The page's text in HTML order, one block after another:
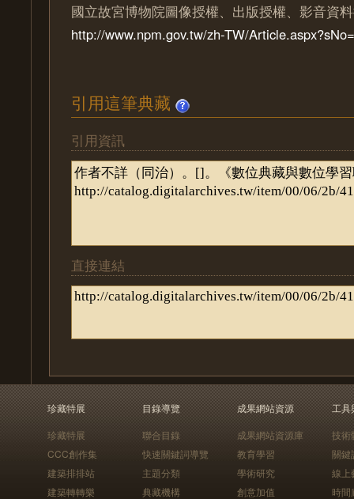
國立故宮博物院圖像授權、出版授權、影音資
http://www.npm.gov.tw/zh-TW/
引用這筆典藏
引用資訊
直接連結
珍藏特展
珍藏特展
CCC創作集
建築排排站
建築轉轉樂
目錄導覽
聯合目錄
快速關鍵詞導覽
主題分類
典藏機構
成果網站資源
成果網站資源庫
教育學習
學術研究
創意加值
工具
技術
關鍵
線上
時間